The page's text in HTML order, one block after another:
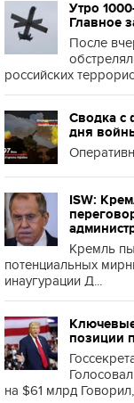
Утро
Главное
После
российских
Сводка с
дня
ISW:
Кремль
потенциальных
инаугурации Д...
позиции
на $61 млрд